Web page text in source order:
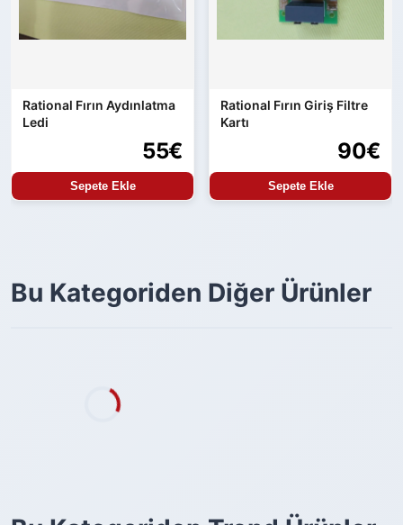
Rational Fırın Aydınlatma
Ledi
55€
Sepete Ekle
Rational Fırın Giriş Filtre
Kartı
90€
Sepete Ekle
Bu Kategoriden Diğer Ürünler